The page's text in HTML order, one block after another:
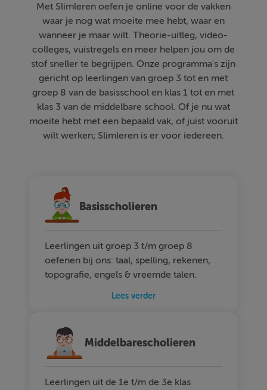
Met Slimleren oefen je online voor de vakken
waar je nog wat moeite mee hebt, waar en
wanneer je maar wilt. Theorie-uitleg, video-
colleges, vuistregels en meer helpen jou om de
stof sneller te begrijpen. Onze programma's zijn
gericht op leerlingen van groep 3 tot en met
groep 8 van de basisschool en klas 1 tot en met
klas 3 van de middelbare school. Of je nu wat
moeite hebt met een bepaald vak, of juist vooruit
wilt werken; Slimleren is er voor iedereen.
Basisscholieren
Leerlingen uit groep 3 t/m groep 8
oefenen bij ons: taal, spelling, rekenen,
topografie, engels & vreemde talen.
Lees verder
Middelbarescholieren
Leerlingen uit de 1e t/m de 3e klas